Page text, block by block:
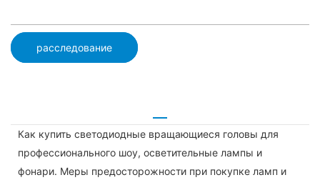
расследование
Как купить светодиодные вращающиеся головы для
профессионального шоу, осветительные лампы и
фонари. Меры предосторожности при покупке ламп и